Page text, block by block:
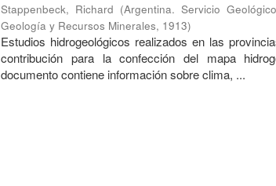
Stappenbeck, Richard (Argentina. Servicio
Geología y Recursos Minerales, 1913)
Estudios hidrogeológicos realizados en las
contribución para la confección del mapa
documento contiene información sobre clima, ...